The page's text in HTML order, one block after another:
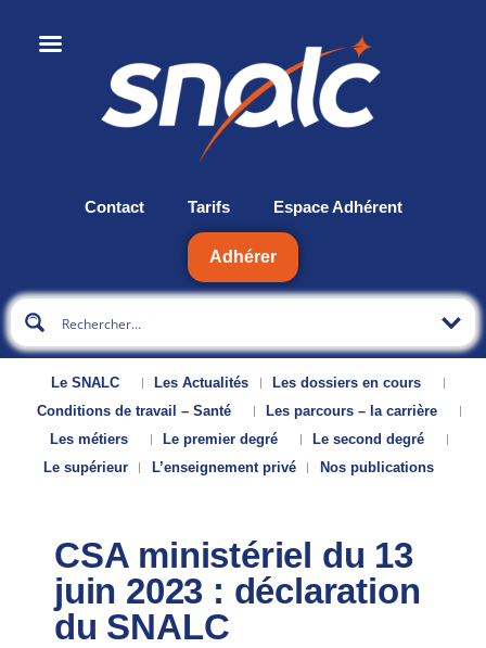
Contact Tarifs Espace Adhérent
Adhérer
Le SNALC Les Actualités
Les dossiers en cours
Conditions de travail – Santé
Les parcours – la carrière
Les métiers
Le premier degré
Le second degré
Le supérieur
L’enseignement privé Nos publications
CSA ministériel du 13
juin 2023 : déclaration
du SNALC